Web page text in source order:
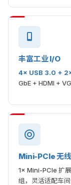
丰富工业 I/O
4× USB 3.0 +
GbE + HDMI +
Mini-PCIe 无
1× Mini-PCIe 扩
组，灵活适配车